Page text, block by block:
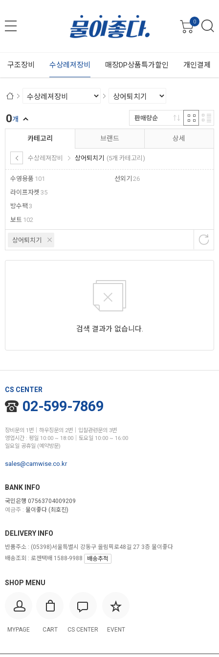
0
구조장비 수상레져장비 매장DP상품특가할인 개인결제
카테고리
수상레져장비 상어퇴치기 (5개 카테고리)
수영용품 101
라이프자켓 35
방수팩 3
보트 102
선외기 26
브랜드 상세
상어퇴치기
0개 판매량순
검색 결과가 없습니다.
CS CENTER
02-599-7869
장비문의 1번│하우징문의 2번│입찰관련문의 3번
영업시간 : 평일 10:00 ~ 18:00│토요일 10:00 ~ 16:00
일요일 공휴일 (예약방문)
sales@camwise.co.kr
BANK INFO
국민은행 07563704009209
예금주 : 물이좋다 (최호진)
SHOP MENU
MYPAGE CART CS CENTER EVENT
DELIVERY INFO
반품주소 : (05398)서울특별시 강동구 올림픽로48길 27 3층 물이좋다
배송조회 : 로젠택배 1588-9988
배송추적